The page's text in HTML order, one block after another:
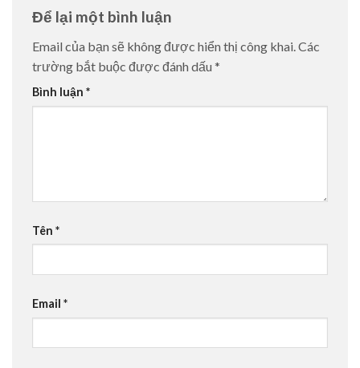
Để lại một bình luận
Email của bạn sẽ không được hiển thị công khai.Các
trường bắt buộc được đánh dấu *
Bình luận *
Tên *
Email *